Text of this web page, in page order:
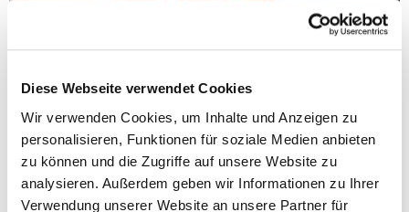
Diese Webseite verwendet Cookies
Wir verwenden Cookies, um Inhalte und Anzeigen zu
personalisieren, Funktionen für soziale Medien anbieten
zu können und die Zugriffe auf unsere Website zu
analysieren. Außerdem geben wir Informationen zu Ihrer
Verwendung unserer Website an unsere Partner für